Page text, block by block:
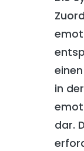
in
dar.